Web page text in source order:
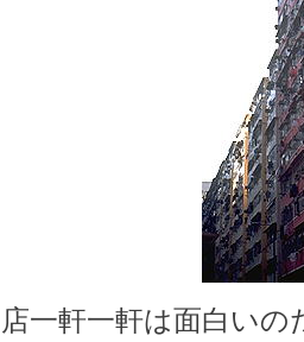
店一軒一軒は面白い